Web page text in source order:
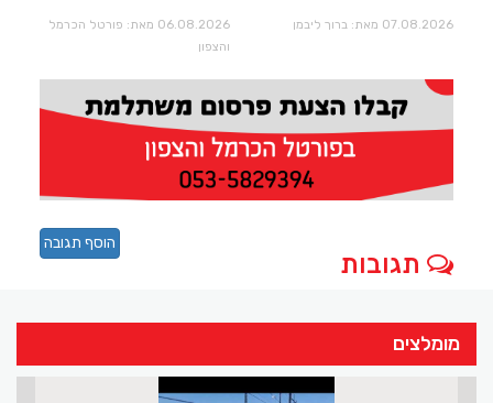
07.08.2026 מאת: ברוך ליבמן
06.08.2026 מאת: פורטל הכרמל
והצפון
תגובות
הוסף תגובה
מומלצים